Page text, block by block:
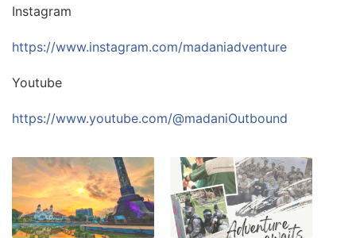
Instagram
https://www.instagram.com/madaniadventure
Youtube
https://www.youtube.com/@madaniOutbound